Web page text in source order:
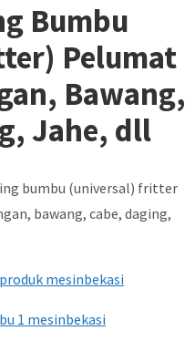
Bumbu
Pelumat
Bawang,
Jahe, dll
bumbu (universal) fritter
bawang, cabe, daging,